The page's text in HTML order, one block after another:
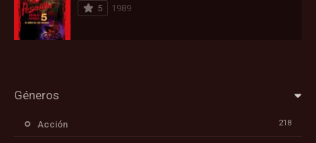
5
1989
Géneros
Acción 218